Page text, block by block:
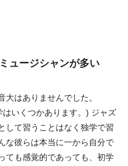
ュージシャンが多い
大はありませんでした。
いくつかあります。) ジャズ
して習うことはなく独学で習
な彼らは本当に一から自分で
ても感覚的であっても、初学